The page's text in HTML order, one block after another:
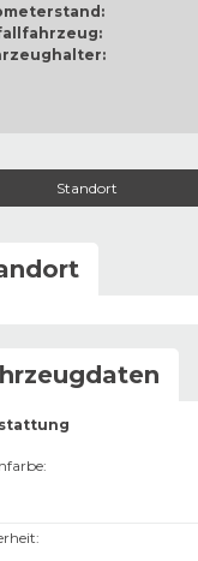
Standort
:
: